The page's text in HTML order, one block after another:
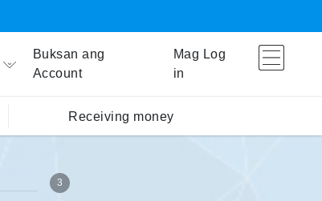
Buksan ang
Account
Mag Log
in
Receiving money
3